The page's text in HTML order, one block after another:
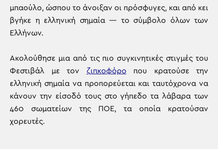
μπαούλο, ώσπου το άνοιξαν οι πρόσφυγες, και από κει
βγήκε η ελληνική σημαία — το σύμβολο όλων των
Ελλήνων.
Ακολούθησε μια από τις πιο συγκινητικές στιγμές του
Φεστιβάλ με τον ζιπκοφόρο που κρατούσε την
ελληνική σημαία να προπορεύεται και ταυτόχρονα να
κάνουν την είσοδό τους στο γήπεδο τα λάβαρα των
460 σωματείων της ΠΟΕ, τα οποία κρατούσαν
χορευτές.